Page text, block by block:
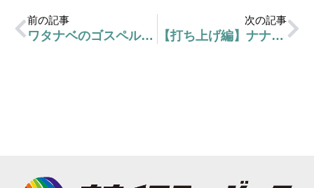
前の記事
ワタナベのゴスペル奮闘記！
次の記事
【打ち上げ編】ナナイロＬＩＶＥ１２【動画あり】